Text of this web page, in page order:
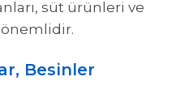
süt ürünleri ve
Besinler